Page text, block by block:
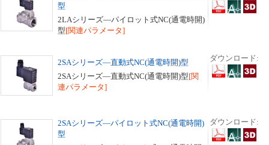
型
2LAシリーズ―パイロット式NC(通電時開)
型[関連パラメータ]
2SAシリーズ―直動式NC(通電時開)型
2SAシリーズ―直動式NC(通電時開)型[関
連パラメータ]
ダウンロード:
2SAシリーズ―パイロット式NC(通電時開)
型
ダウンロード: